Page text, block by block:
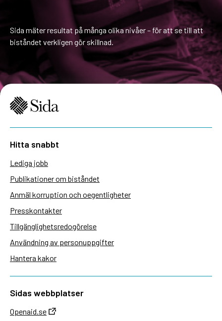
Sida mäter resultat på många olika nivåer – för att se till att
biståndet verkligen gör skillnad.
Hitta snabbt
Lediga jobb
Publikationer om biståndet
Anmäl korruption och oegentligheter
Presskontakter
Tillgänglighetsredogörelse
Användning av personuppgifter
Hantera kakor
Sidas webbplatser
Openaid.se